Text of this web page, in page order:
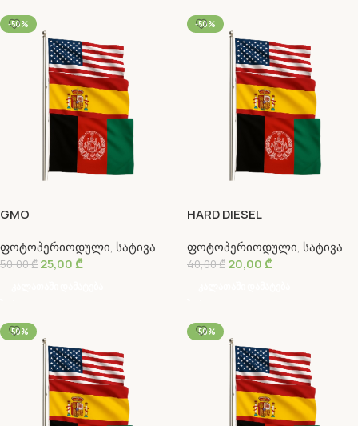
-50%
GMO
ფოტოპერიოდული, სატივა
50,00₾ 25,00₾
-50%
HARD DIESEL
ფოტოპერიოდული, სატივა
40,00₾ 20,00₾
-50% -50%